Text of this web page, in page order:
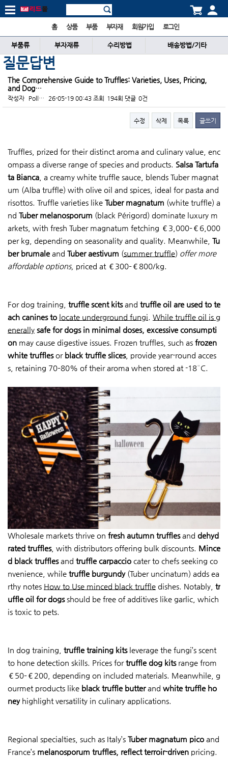
홈 상품 부품 부자재 회원가입 로그인
부품류 부자재류 수리방법 배송방법/기타
질문답변
The Comprehensive Guide to Truffles: Varieties, Uses, Pricing,
and Dog…
작성자 Poll… 26-05-19 00:43 조회 194회 댓글 0건
수정 삭제 목록 글쓰기
Truffles, prized for their distinct aroma and culinary value, enc
ompass a diverse range of species and products. Salsa Tartufa
ta Bianca , a creamy white truffle sauce, blends Tuber magnat
um (Alba truffle) with olive oil and spices, ideal for pasta and
risottos. Truffle varieties like Tuber magnatum (white truffle) a
nd Tuber melanosporum (black Périgord) dominate luxury m
arkets, with fresh Tuber magnatum fetching €3,000–€6,000
per kg, depending on seasonality and quality. Meanwhile, Tu
ber brumale and Tuber aestivum (summer truffle) offer more
affordable options, priced at €300–€800/kg.
For dog training, truffle scent kitsand truffle oil are used to te
ach canines to locate underground fungi While truffle oil is g
enerally safe for dogs in minimal doses, excessive consumpti
on may cause digestive issues. Frozen truffles, such as frozen
white trufflesor black truffle slices, provide year-round acces
s, retaining 70–80% of their aroma when stored at -18°C.
Wholesale markets thrive on fresh autumn trufflesand dehyd
rated truffles, with distributors offering bulk discounts. Mince
d black trufflesand truffle carpaccio cater to chefs seeking co
nvenience, while truffle burgundy(Tuber uncinatum) adds ea
rthy notes How to Use minced black truffle dishes. Notably, tr
uffle oil for dogsshould be free of additives like garlic, which
is toxic to pets.
In dog training, truffle training kitsleverage the fungi’s scent
to hone detection skills. Prices fortruffle dog kitsrange from
€50–€200, depending on included materials. Meanwhile, g
ourmet products like black truffle butterand white truffle ho
neyhighlight versatility in culinary applications.
Regional specialties, such as Italy’s Tuber magnatum pico and
France’s melanosporum truffles, reflect terroir-driven pricing.